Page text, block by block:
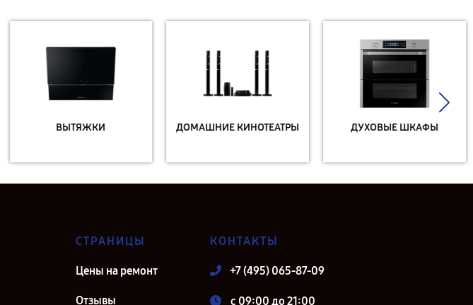
ВЫТЯЖКИ ДОМАШНИЕ КИНОТЕАТРЫ ДУХОВЫЕ ШКАФЫ
СТРАНИЦЫ
Цены на ремонт
Отзывы
КОНТАКТЫ
+7 (495) 065-87-09
c 09:00 до 21:00